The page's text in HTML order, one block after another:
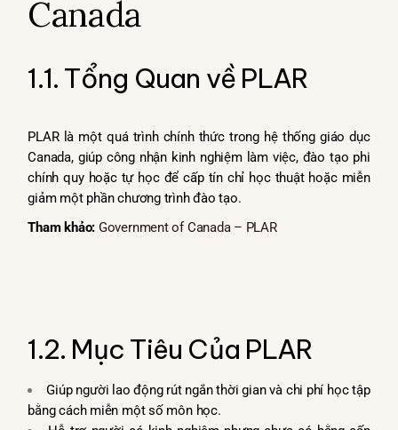
Canada
1.1. Tổng Quan về PLAR
PLAR là một quá trình chính thức trong hệ thống giáo dục
Canada, giúp công nhận kinh nghiệm làm việc, đào tạo phi
chính quy hoặc tự học để cấp tín chỉ học thuật hoặc miễn
giảm một phần chương trình đào tạo.
Tham khảo: Government of Canada – PLAR
1.2. Mục Tiêu Của PLAR
Giúp người lao động rút ngắn thời gian và chi phí học tập
bằng cách miễn một số môn học.